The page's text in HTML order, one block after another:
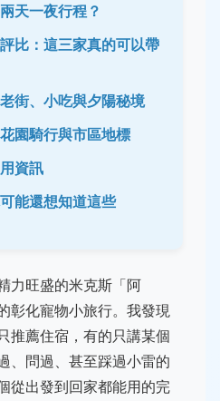
天一夜行程？
比：這三家真的可以帶
街、小吃與夕陽秘境
園騎行與市區地標
資訊
能還想知道這些
力旺盛的米克斯「阿
彰化寵物小旅行。我發現
推薦住宿，有的只講某個
、問過、甚至踩過小雷的
從出發到回家都能用的完